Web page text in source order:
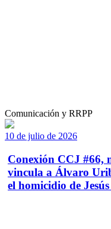
Comunicación y RRPP
10 de julio de 2026
Conexión CCJ #66,
vincula a Álvaro
el homicidio de